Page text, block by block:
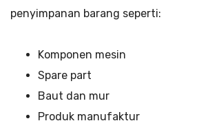
penyimpanan barang seperti:
Komponen mesin
Spare part
Baut dan mur
Produk manufaktur